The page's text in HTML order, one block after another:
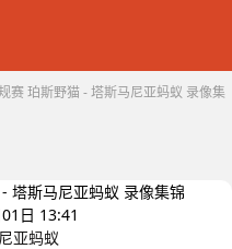
赛 珀斯野猫 - 塔斯马尼亚蚂蚁 录像集
斯马尼亚蚂蚁 录像集锦
日 13:41
亚蚂蚁